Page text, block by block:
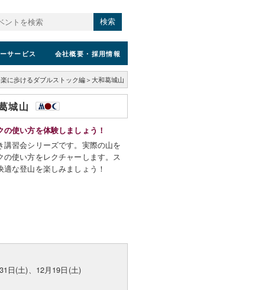
検索
サービス 会社概要 ・採用情報
に歩けるダブルストック編＞大和葛城山
城山
使い方を体験しましょう！
習会シリーズです。実際の山を
使い方をレクチャーします。ス
な登山を楽しみましょう！
日(土)、12月19日(土)